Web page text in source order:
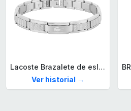
Lacoste Brazalete de eslabón para Hombre Colección STENCIL de Acero inoxidable
Ver historial →